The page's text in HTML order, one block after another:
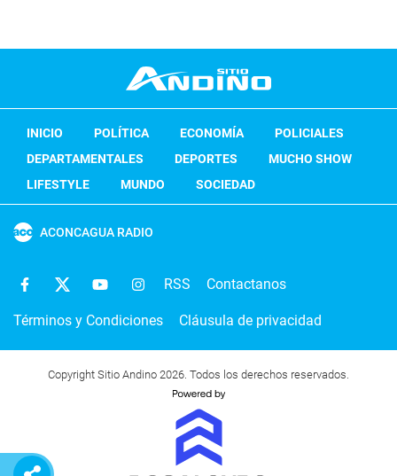
INICIO POLÍTICA ECONOMÍA
POLICIALES
DEPARTAMENTALES
DEPORTES
MUCHO SHOW
LIFESTYLE
MUNDO SOCIEDAD
ACONCAGUA RADIO
RSS Contactanos
Términos y Condiciones Cláusula de privacidad
Copyright Sitio Andino 2026. Todos los derechos reservados.